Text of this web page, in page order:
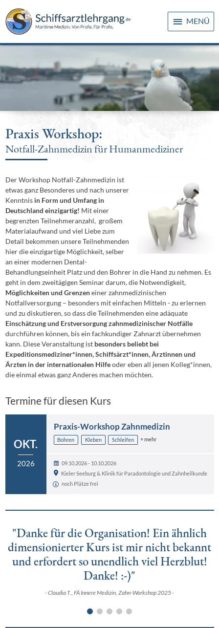
MENÜ
Praxis Workshop:
Notfall-Zahnmedizin für Humanmediziner
Der Workshop Notfall-Zahnmedizin ist
etwas ganz Besonderes und nach unserer
Kenntnis in Form und Umfang in
Deutschland einzigartig! Mit einer
begrenzten Teilnehmeranzahl, großem
Materialaufwand und viel Liebe zum
Detail bekommen unsere Teilnehmenden
hier die einzigartige Möglichkeit, selber
an einer modernen Dental-
Behandlungseinheit Platz und den Bohrer in die Hand zu nehmen. Es
geht in dem zweitägigen Seminar darum, die Notwendigkeit,
Möglichkeiten und Grenzeneiner zahnmedizinischen
Notfallversorgung – besonders mit einfachen Mitteln - zu erlernen
und zu diskutieren, so dass die Teilnehmenden eine adäquate
Einschätzung und Erstversorgung zahnmedizinischer Notfälle
durchführen können, bis ein fachkundiger Zahnarzt übernehmen
kann. Diese Veranstaltung ist besonders beliebt bei
Expeditionsmediziner*innen, Schiffsärzt*innen, Ärztinnen und
Ärzten in der internationalen Hilfeoder eben all jenen Kolleg*innen,
die einmal etwas ganz Anderes machen möchten.
Termine für diesen Kurs
OKT.
2026
Praxis-Workshop Zahnmedizin
Bohren Kleben Schleifen + mehr
09.10.2026 - 10.10.2026
Kieler Seeburg & Klinik für Paradontologie und Zahnheilkunde
noch Plätze frei
"Danke für die Organisation! Ein ähnlich
dimensionierter Kurs ist mir nicht bekannt
und erfordert so unendlich viel Herzblut!
Danke! :-)"
Claudia T., FÄ Innere Medizin, Zahn-Workshop 2025
1 2 3 4